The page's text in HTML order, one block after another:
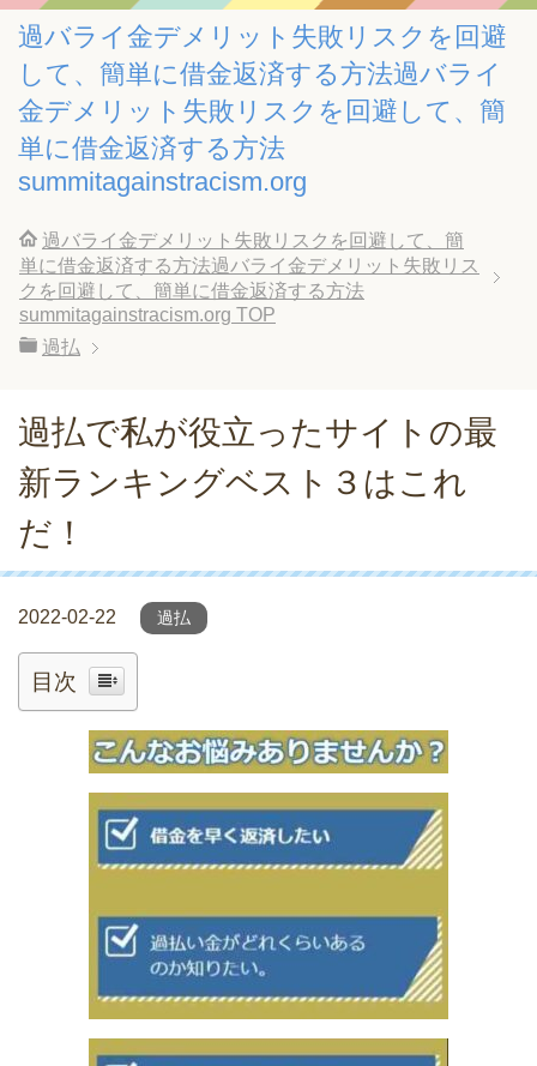
過バライ金デメリット失敗リスクを回避
して、簡単に借金返済する方法過バライ
金デメリット失敗リスクを回避して、簡
単に借金返済する方法
summitagainstracism.org
過バライ金デメリット失敗リスクを回避して、簡
単に借金返済する方法過バライ金デメリット失敗リス
クを回避して、簡単に借金返済する方法
summitagainstracism.org TOP
過払
過払で私が役立ったサイトの最
新ランキングベスト３はこれ
だ！
2022-02-22 過払
目次